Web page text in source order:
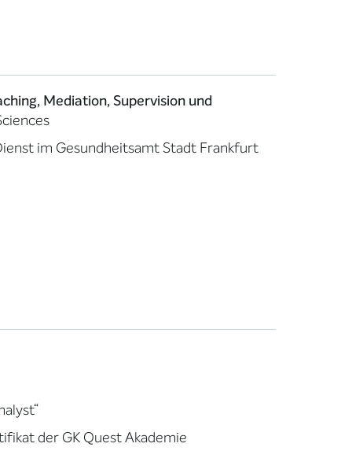
Mediation, Supervision und
im Gesundheitsamt Stadt Frankfurt
der GK Quest Akademie